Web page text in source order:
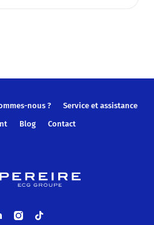
nous ?
Service et assistance
Blog Contact